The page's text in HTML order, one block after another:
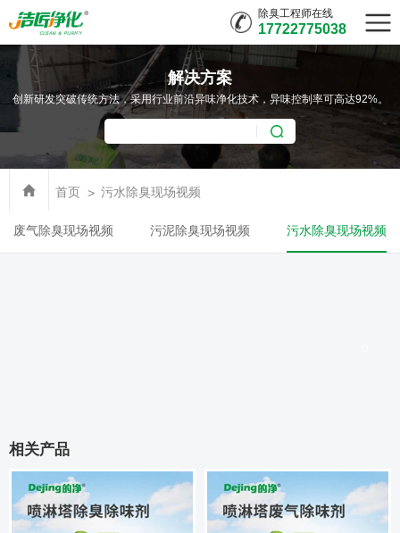
除臭工程师在线
17722775038
解决方案
创新研发突破传统方法，采用行业前沿异味净化技术，异味控制率可高达92%。
首页 污水除臭现场视频
废气除臭现场视频 污泥除臭现场视频 污水除臭现场视频
相关产品